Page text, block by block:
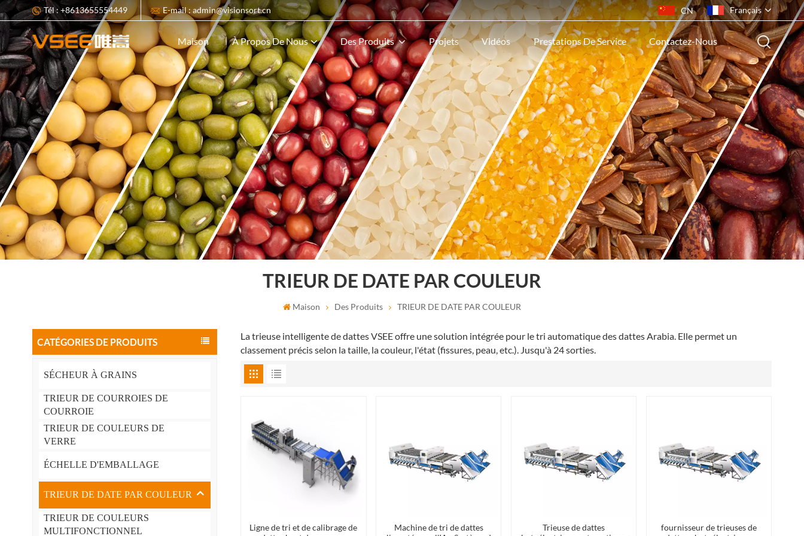
Tél : +8613655554449 E-mail : admin@visionsort.cn CN Français
English
français
русский
español
português
ไทย
Indonesia
Tiếng việt
Maison À Propos De Nous Des Produits Projets Vidéos Prestations De Service Contactez-Nous
TRIEUR DE DATE PAR COULEUR
Maison Des Produits TRIEUR DE DATE PAR COULEUR
CATÉGORIES DE PRODUITS
SÉCHEUR À GRAINS
TRIEUR DE COURROIES DE
COURROIE
TRIEUR DE COULEURS DE
VERRE
ÉCHELLE D'EMBALLAGE
TRIEUR DE DATE PAR COULEUR
TRIEUR DE COULEURS
MULTIFONCTIONNEL
La trieuse intelligente de dattes VSEE offre une solution intégrée pour le tri automatique des dattes Arabia. Elle permet un
classement précis selon la taille, la couleur, l'état (fissures, peau, etc.). Jusqu'à 24 sorties.
Ligne de tri et de calibrage de
Machine de tri de dattes
Trieuse de dattes
fournisseur de trieuses de